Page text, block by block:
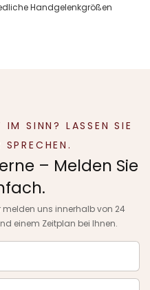
Handgelenkgrößen
IM SINN? LASSEN SIE
SPRECHEN.
– Melden Sie
melden uns innerhalb von 24
einem Zeitplan bei Ihnen.